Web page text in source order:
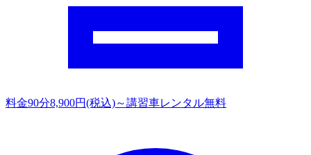
料金90分8,900円(税込)～講習車レンタル無料